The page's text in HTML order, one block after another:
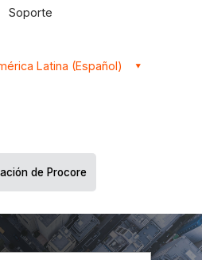
Soporte
Latina (Español)
de Procore